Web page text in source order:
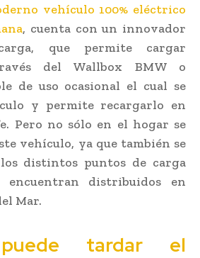
vehículo 100% eléctrico
, cuenta con un innovador
que permite cargar
del Wallbox BMW o
de uso ocasional el cual se
y permite recargarlo en
Pero no sólo en el hogar se
vehículo, ya que también se
distintos puntos de carga
encuentran distribuidos en
Mar.
tardar el